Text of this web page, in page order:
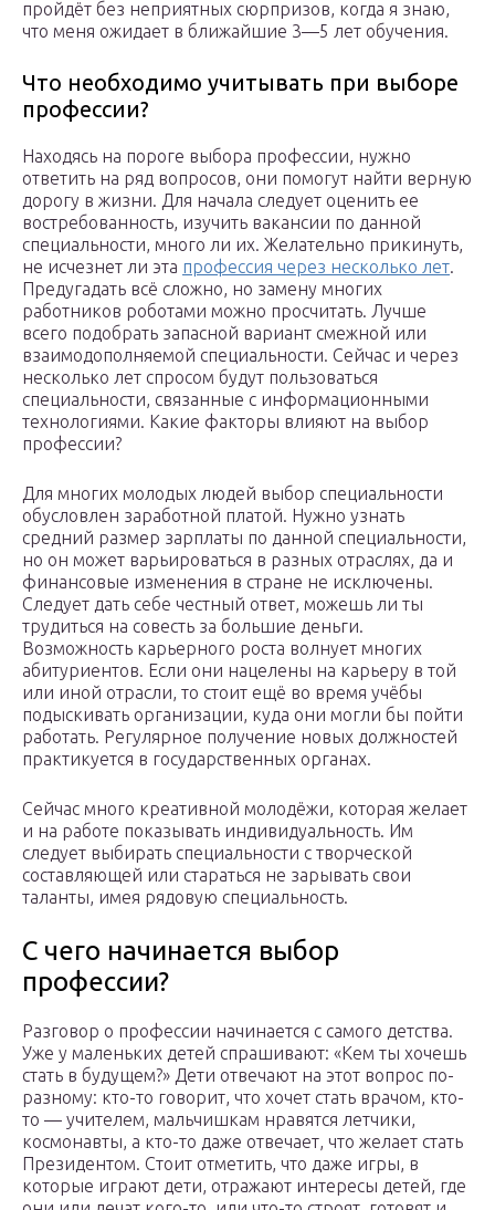
пройдёт без неприятных сюрпризов, когда я знаю,
что меня ожидает в ближайшие 3—5 лет обучения.
Что необходимо учитывать при выборе
профессии?
Находясь на пороге выбора профессии, нужно
ответить на ряд вопросов, они помогут найти верную
дорогу в жизни. Для начала следует оценить ее
востребованность, изучить вакансии по данной
специальности, много ли их. Желательно прикинуть,
не исчезнет ли эта профессия через несколько лет.
Предугадать всё сложно, но замену многих
работников роботами можно просчитать. Лучше
всего подобрать запасной вариант смежной или
взаимодополняемой специальности. Сейчас и через
несколько лет спросом будут пользоваться
специальности, связанные с информационными
технологиями. Какие факторы влияют на выбор
профессии?
Для многих молодых людей выбор специальности
обусловлен заработной платой. Нужно узнать
средний размер зарплаты по данной специальности,
но он может варьироваться в разных отраслях, да и
финансовые изменения в стране не исключены.
Следует дать себе честный ответ, можешь ли ты
трудиться на совесть за большие деньги.
Возможность карьерного роста волнует многих
абитуриентов. Если они нацелены на карьеру в той
или иной отрасли, то стоит ещё во время учёбы
подыскивать организации, куда они могли бы пойти
работать. Регулярное получение новых должностей
практикуется в государственных органах.
Сейчас много креативной молодёжи, которая желает
и на работе показывать индивидуальность. Им
следует выбирать специальности с творческой
составляющей или стараться не зарывать свои
таланты, имея рядовую специальность.
С чего начинается выбор
профессии?
Разговор о профессии начинается с самого детства.
Уже у маленьких детей спрашивают: «Кем ты хочешь
стать в будущем?» Дети отвечают на этот вопрос по-
разному: кто-то говорит, что хочет стать врачом, кто-
то — учителем, мальчишкам нравятся летчики,
космонавты, а кто-то даже отвечает, что желает стать
Президентом. Стоит отметить, что даже игры, в
которые играют дети, отражают интересы детей, где